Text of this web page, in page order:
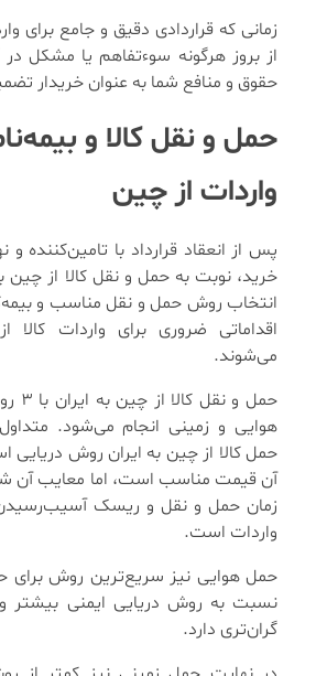
زمانی که قراردادی دقیق و جامع برای
از بروز هرگونه سوءتفاهم یا مشکل در
حقوق و منافع شما به عنوان خریدار
حمل و نقل کالا و
واردات از چین
پس از انعقاد قرارداد با تامین‌کننده
خرید، نوبت به حمل و نقل کالا از
انتخاب روش حمل و نقل مناسب و
اقداماتی ضروری برای واردات
می‌شوند.
حمل
هوایی و زمینی انجام می‌شود.
حمل کالا از چین به ایران روش
آن قیمت مناسب است، اما معایب آن
زمان حمل و نقل و ریسک آسیب‌رسیدن
واردات است.
حمل هوایی نیز سریع‌ترین روش برای
نسبت به روش دریایی ایمنی بیشتر
گران‌تری دارد.